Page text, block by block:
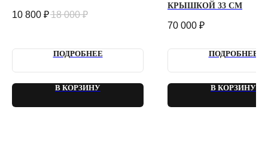
10 800 ₽18 000 ₽
ПОДРОБНЕЕ
В КОРЗИНУ
КРЫШКОЙ 33 СМ
70 000 ₽
ПОДРОБНЕЕ
В КОРЗИНУ